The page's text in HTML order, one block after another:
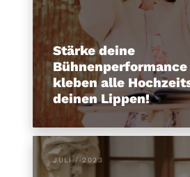
Stärke deine
Bühnenperformance
kleben alle
deinen Lippen!
JULI / 2023